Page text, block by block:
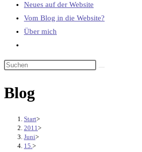
Neues auf der Website
Vom Blog in die Website?
Über mich
umschalten
Blog
Start>
2011 >
Juni>
15. >